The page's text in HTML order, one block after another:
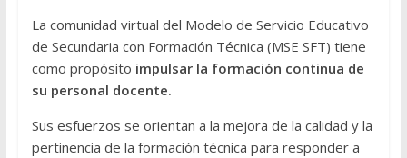
La comunidad virtual del Modelo de Servicio Educativo
de Secundaria con Formación Técnica (MSE SFT) tiene
como propósito impulsar la formación continua de
su personal docente.
Sus esfuerzos se orientan a la mejora de la calidad y la
pertinencia de la formación técnica para responder a